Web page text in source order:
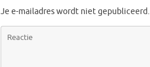
Je e-mailadres wordt niet gepubliceerd.